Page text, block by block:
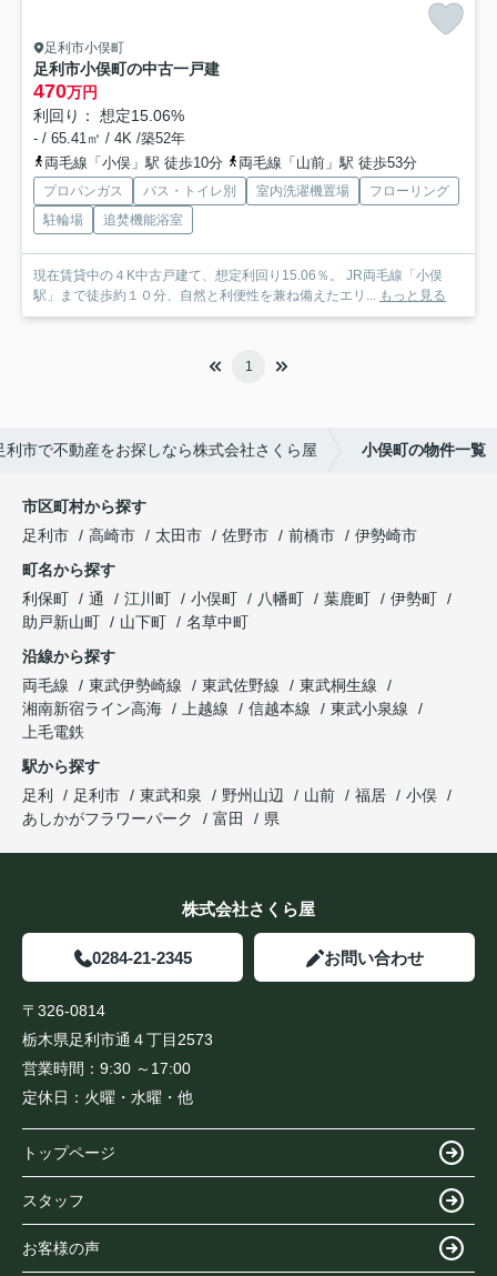
足利市小俣町
足利市小俣町の中古一戸建
470万円
利回り： 想定15.06%
- / 65.41㎡ / 4K /築52年
両毛線「小俣」駅 徒歩10分
両毛線「山前」駅 徒歩53分
プロパンガス バス・トイレ別 室内洗濯機置場
フローリング
駐輪場
追焚機能浴室
現在賃貸中の４K中古戸建て、想定利回り15.06％。 JR両毛線「小俣
駅」まで徒歩約１０分、自然と利便性を兼ね備えたエリ... もっと見る
1
利市で不動産をお探しなら株式会社さくら屋 小俣町の物件一覧
市区町村から探す
足利市
高崎市 太田市 佐野市 前橋市
伊勢崎市
町名から探す
利保町
通 江川町 小俣町 八幡町 葉鹿町
伊勢町
助戸新山町
山下町
名草中町
沿線から探す
両毛線
東武伊勢崎線 東武佐野線
東武桐生線
湘南新宿ライン高海
上越線 信越本線
東武小泉線
上毛電鉄
駅から探す
足利
足利市 東武和泉 野州山辺 山前 福居
小俣
あしかがフラワーパーク
富田 県
株式会社さくら屋
0284-21-2345 お問い合わせ
〒326-0814
栃木県足利市通４丁目2573
営業時間： 9:30 ～17:00
定休日： 火曜・水曜・他
トップページ
スタッフ
お客様の声